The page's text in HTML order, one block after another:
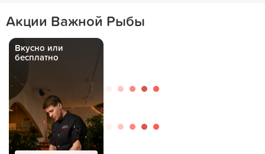
Акции Важной Рыбы
Вкусно или
бесплатно